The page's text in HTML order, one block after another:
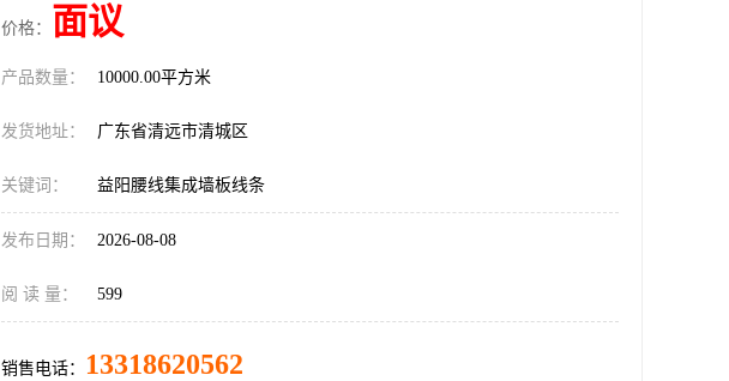
价格： 面议
产品数量： 10000.00平方米
发货地址： 广东省清远市清城区
关键词： 益阳腰线集成墙板线条
发布日期： 2026-08-08
阅 读 量： 599
销售电话： 13318620562